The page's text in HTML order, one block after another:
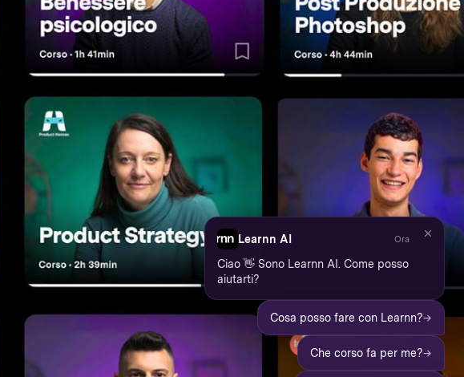
Learnn AI Ora
Ciao 👋 Sono Learnn AI. Come posso
aiutarti?
Cosa posso fare con Learnn?→
Che corso fa per me?→